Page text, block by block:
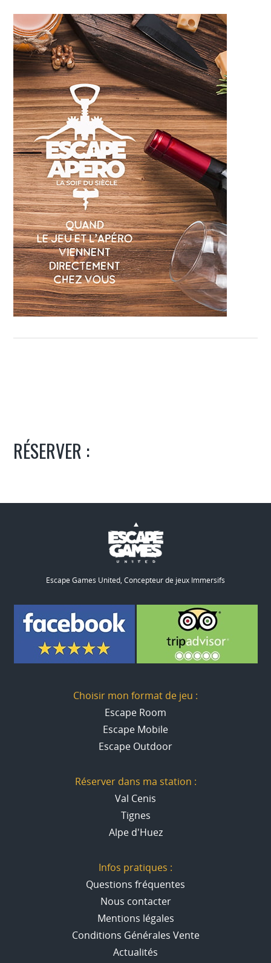
RÉSERVER :
Escape Games United, Concepteur de jeux Immersifs
Choisir mon format de jeu :
Escape Room
Escape Mobile
Escape Outdoor
Réserver dans ma station :
Val Cenis
Tignes
Alpe d'Huez
Infos pratiques :
Questions fréquentes
Nous contacter
Mentions légales
Conditions Générales Vente
Actualités